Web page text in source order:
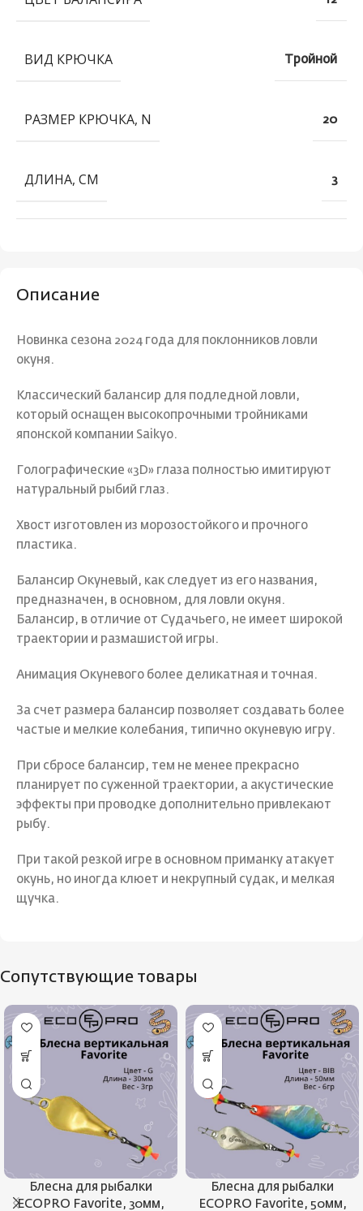
Описание
Новинка сезона 2024 года для поклонников ловли
окуня.
Классический балансир для подледной ловли,
который оснащен высокопрочными тройниками
японской компании Saikyo.
Голографические «3D» глаза полностью имитируют
натуральный рыбий глаз.
Хвост изготовлен из морозостойкого и прочного
пластика.
Балансир Окуневый, как следует из его названия,
предназначен, в основном, для ловли окуня.
Балансир, в отличие от Судачьего, не имеет широкой
траектории и размашистой игры.
Анимация Окуневого более деликатная и точная.
За счет размера балансир позволяет создавать более
частые и мелкие колебания, типично окуневую игру.
При сбросе балансир, тем не менее прекрасно
планирует по суженной траектории, а акустические
эффекты при проводке дополнительно привлекают
рыбу.
При такой резкой игре в основном приманку атакует
окунь, но иногда клюет и некрупный судак, и мелкая
щучка.
ВИД КРЮЧКА Тройной
РАЗМЕР КРЮЧКА, N 20
ДЛИНА, СМ 3
Сопутствующие товары
Блесна для рыбалки
ECOPRO Favorite, 30мм,
Блесна для рыбалки
ECOPRO Favorite, 50мм,